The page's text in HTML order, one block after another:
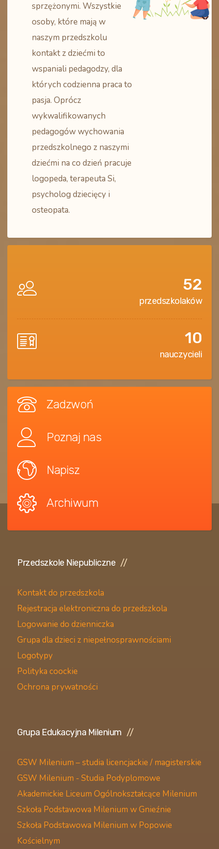
sprzężonymi. Wszystkie
osoby, które mają w
naszym przedszkolu
kontakt z dziećmi to
wspaniali pedagodzy, dla
których codzienna praca to
pasja. Oprócz
wykwalifikowanych
pedagogów wychowania
przedszkolnego z naszymi
dziećmi na co dzień pracuje
logopeda, terapeuta Si,
psycholog dziecięcy i
osteopata.
52
przedszkolaków
10
nauczycieli
Zadzwoń
Poznaj nas
Napisz
Archiwum
Przedszkole Niepubliczne
Kontakt do przedszkola
Rejestracja elektroniczna do przedszkola
Logowanie do dzienniczka
Grupa dla dzieci z niepełnosprawnościami
Logotypy
Polityka coockie
Ochrona prywatności
Grupa Edukacyjna Milenium
GSW Milenium – studia licencjackie / magisterskie
GSW Milenium - Studia Podyplomowe
Akademickie Liceum Ogólnokształcące Milenium
Szkoła Podstawowa Milenium w Gnieźnie
Szkoła Podstawowa Milenium w Popowie
Kościelnym